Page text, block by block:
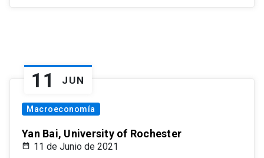
11 JUN
Macroeconomía
Yan Bai, University of Rochester
11 de Junio de 2021